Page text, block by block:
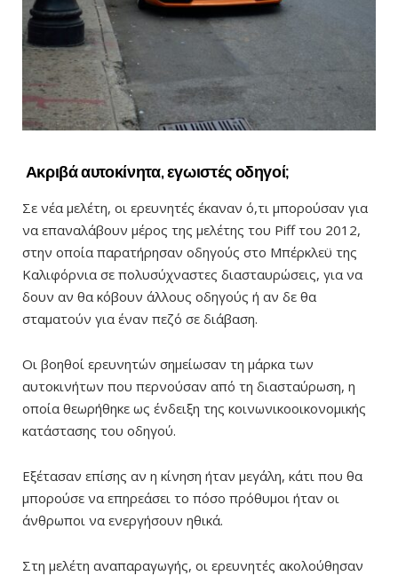
Ακριβά αυτοκίνητα, εγωιστές οδηγοί;
Σε νέα μελέτη, οι ερευνητές έκαναν ό,τι μπορούσαν για
να επαναλάβουν μέρος της μελέτης του Piff του 2012,
στην οποία παρατήρησαν οδηγούς στο Μπέρκλεϋ της
Καλιφόρνια σε πολυσύχναστες διασταυρώσεις, για να
δουν αν θα κόβουν άλλους οδηγούς ή αν δε θα
σταματούν για έναν πεζό σε διάβαση.
Οι βοηθοί ερευνητών σημείωσαν τη μάρκα των
αυτοκινήτων που περνούσαν από τη διασταύρωση, η
οποία θεωρήθηκε ως ένδειξη της κοινωνικοοικονομικής
κατάστασης του οδηγού.
Εξέτασαν επίσης αν η κίνηση ήταν μεγάλη, κάτι που θα
μπορούσε να επηρεάσει το πόσο πρόθυμοι ήταν οι
άνθρωποι να ενεργήσουν ηθικά.
Στη μελέτη αναπαραγωγής, οι ερευνητές ακολούθησαν